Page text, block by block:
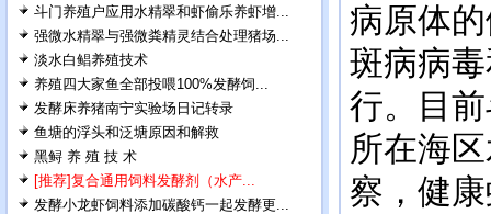
斗门养殖户应用水精翠和虾偷乐养虾增...
强微水精翠与强微粪精灵结合处理猪场...
淡水白鲳养殖技术
养殖四大家鱼全部投喂100%发酵饲...
发酵床养猪南宁实验场日记转录
鱼塘的浮头和泛塘原因和解救
黑鲟 养 殖 技 术
[推荐]复合通用饲料发酵剂（水产...
发酵小龙虾饲料添加碳酸钙一起发酵更...
病原体
斑病病
行。目
所在海
察，健